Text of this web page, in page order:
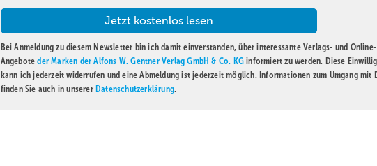
Bei Anmeldung zu diesem Newsletter bin ich damit einverstanden, über interessante Verlags- und Online-
Angeboteder Marken der Alfons W. Gentner Verlag GmbH & Co. KG informiert zu werden. Diese
kann ich jederzeit widerrufen und eine Abmeldung ist jederzeit möglich. Informationen zum Umgang mit
finden Sie auch in unserer Datenschutzerklärung.